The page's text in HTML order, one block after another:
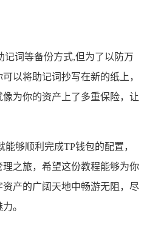
记词等备份方式,但为了以防万
以将助记词抄写在新的纸上，
为你的资产上了多重保险，让
够顺利完成TP钱包的配置，
之旅，希望这份教程能够为你
产的广阔天地中畅游无阻，尽
。